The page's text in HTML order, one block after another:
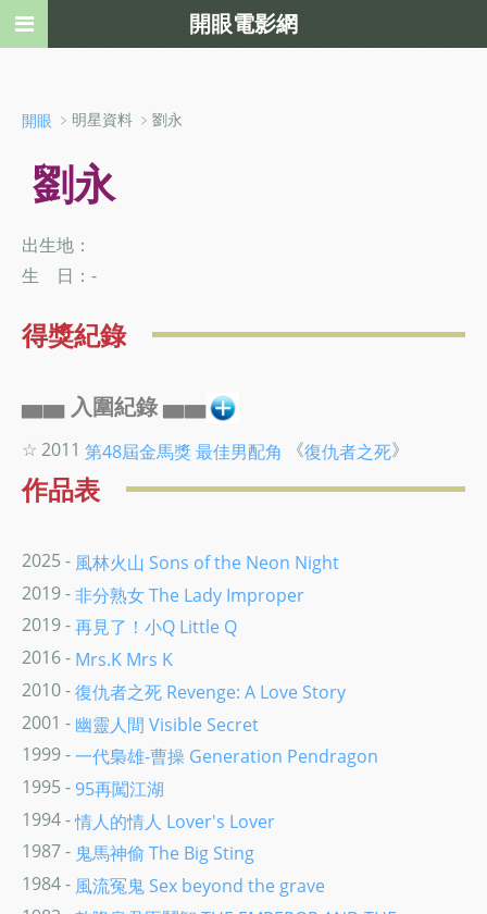
開眼 ﹥明星資料 ﹥劉永
劉永
出生地：
生 日：-
得獎紀錄
▅▅ 入圍紀錄 ▅▅
☆ 2011 第48屆金馬獎最佳男配角 《復仇者之死》
作品表
2025 - 風林火山 Sons of the Neon Night
2019 -非分熟女 The Lady Improper
2019 -再見了！小Q Little Q
2016 - Mrs.K Mrs K
2010 -復仇者之死 Revenge: A Love Story
2001 - 幽靈人間 Visible Secret
1999 -一代梟雄-曹操 Generation Pendragon
1995 - 95再闖江湖
1994 -情人的情人 Lover's Lover
1987 - 鬼馬神偷 The Big Sting
1984 - 風流冤鬼 Sex beyond the grave
開眼電影網